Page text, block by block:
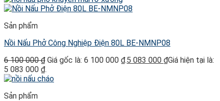
Sản phẩm
Nồi Nấu Phở Công Nghiệp Điện 80L BE-NMNP08
6 100 000₫ Giá gốc là: 6 100 000 ₫.5 083 000 ₫Giá hiện tại là:
5 083 000 ₫.
Sản phẩm